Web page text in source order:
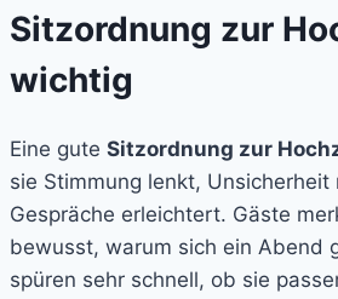
Sitzordnung zur
wichtig
Eine gute Sitzordnung zur
sie Stimmung lenkt, Unsicherheit
Gespräche erleichtert. Gäste
bewusst, warum sich ein Abend
spüren sehr schnell, ob sie